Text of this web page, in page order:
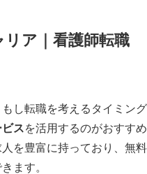
リア｜看護師転職
し転職を考えるタイミング
ス を活用するのがおすすめ
を豊富に持っており、無料
ます。